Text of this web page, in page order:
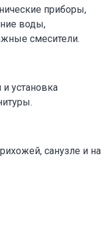
приборы,
воды,
смесители.
установка
санузле и на